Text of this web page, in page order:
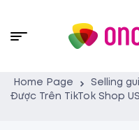
Home Page Selling
Được Trên TikTok Shop